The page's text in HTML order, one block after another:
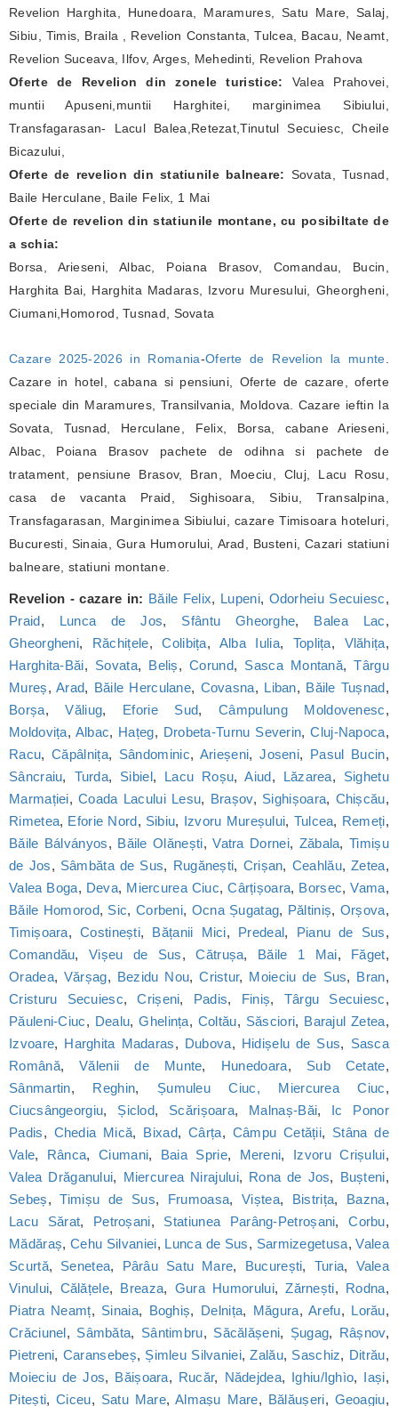
Revelion Harghita, Hunedoara, Maramures, Satu Mare, Salaj,
Sibiu, Timis, Braila , Revelion Constanta, Tulcea, Bacau, Neamt,
Revelion Suceava, Ilfov, Arges, Mehedinti, Revelion Prahova
Oferte de Revelion din zonele turistice: Valea Prahovei,
muntii Apuseni,muntii Harghitei, marginimea Sibiului,
Transfagarasan- Lacul Balea,Retezat,Tinutul Secuiesc, Cheile
Bicazului,
Oferte de revelion din statiunile balneare: Sovata, Tusnad,
Baile Herculane, Baile Felix, 1 Mai
Oferte de revelion din statiunile montane, cu posibiltate de
a schia:
Borsa, Arieseni, Albac, Poiana Brasov, Comandau, Bucin,
Harghita Bai, Harghita Madaras, Izvoru Muresului, Gheorgheni,
Ciumani,Homorod, Tusnad, Sovata
Cazare 2025-2026 in Romania-Oferte de Revelion la munte
Cazare in hotel, cabana si pensiuni, Oferte de cazare, oferte
speciale din Maramures, Transilvania, Moldova. Cazare ieftin la
Sovata, Tusnad, Herculane, Felix, Borsa, cabane Arieseni,
Albac, Poiana Brasov pachete de odihna si pachete de
tratament, pensiune Brasov, Bran, Moeciu, Cluj, Lacu Rosu,
casa de vacanta Praid, Sighisoara, Sibiu, Transalpina,
Transfagarasan, Marginimea Sibiului, cazare Timisoara hoteluri,
Bucuresti, Sinaia, Gura Humorului, Arad, Busteni, Cazari statiuni
balneare, statiuni montane.
Revelion - cazare in: Băile Felix, Lupeni, Odorheiu Secuiesc,
Praid, Lunca de Jos, Sfântu Gheorghe, Balea Lac,
Gheorgheni, Răchițele,Colibița, Alba Iulia, Toplița, Vlăhița,
Harghita-Băi, Sovata, Beliș,Corund, Sasca Montană,Târgu
Mureș, Arad, Băile Herculane, Covasna, Liban, Băile Tușnad,
Borșa,Văliug, Eforie Sud,Câmpulung Moldovenesc,
Moldovița, Albac, Hațeg, Drobeta-Turnu Severin,Cluj-Napoca,
Racu,Căpâlnița, Sândominic, Arieșeni,Joseni, Pasul Bucin,
Sâncraiu, Turda, Sibiel, Lacu Roșu,Aiud, Lăzarea, Sighetu
Marmației,Coada Lacului Lesu, Brașov, Sighișoara, Chișcău,
Rimetea, Eforie Nord, Sibiu, Izvoru Mureșului, Tulcea, Remeți,
Băile Bálványos, Băile Olănești,Vatra Dornei, Zăbala,Timișu
de Jos, Sâmbăta de Sus, Rugănești, Crișan, Ceahlău,Zetea,
Valea Boga, Deva, Miercurea Ciuc,Cârțișoara, Borsec,Vama,
Băile Homorod, Sic, Corbeni, Ocna Șugatag, Păltiniș, Orșova,
Timișoara,Costinești, Bățanii Mici, Predeal, Pianu de Sus,
Comandău,Vișeu de Sus,Cătrușa, Băile 1 Mai, Făget,
Oradea, Vărșag, Bezidu Nou,Cristur, Moieciu de Sus, Bran,
Cristuru Secuiesc,Crișeni, Padis, Finiș, Târgu Secuiesc,
Păuleni-Ciuc, Dealu,Ghelința, Coltău, Săsciori, Barajul Zetea,
Izvoare, Harghita Madaras, Dubova, Hidișelu de Sus, Sasca
Română,Vălenii de Munte, Hunedoara, Sub Cetate,
Sânmartin, Reghin, Șumuleu Ciuc, Miercurea Ciuc,
Ciucsângeorgiu, Șiclod, Scărișoara, Malnaș-Băi, Ic Ponor
Padis, Chedia Mică, Bixad,Cârța, Câmpu Cetății, Stâna de
Vale, Rânca,Ciumani, Baia Sprie, Mereni, Izvoru Crișului,
Valea Drăganului, Miercurea Nirajului, Rona de Jos, Bușteni,
Sebeș,Timișu de Sus, Frumoasa,Viștea, Bistrița, Bazna,
Lacu Sărat, Petroșani, Statiunea Parâng-Petroșani,Corbu,
Mădăraș,Cehu Silvaniei, Lunca de Sus, Sarmizegetusa,Valea
Scurtă, Senetea, Pârâu Satu Mare, București, Turia, Valea
Vinului, Călățele, Breaza, Gura Humorului,Zărnești, Rodna,
Piatra Neamț, Sinaia, Boghiș, Delnița, Măgura,Arefu, Lorău,
Crăciunel, Sâmbăta, Sântimbru, Săcălășeni, Șugag, Râșnov,
Pietreni, Caransebeș, Șimleu Silvaniei,Zalău, Saschiz, Ditrău,
Moieciu de Jos, Băișoara, Rucăr, Nădejdea, Ighiu/Ighìo, Iași,
Pitești,Ciceu, Satu Mare, Almașu Mare, Bălăușeri, Geoagiu,